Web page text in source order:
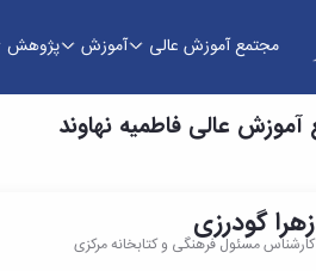
مجتمع آموزش عالی آموزش پژوهش
آموزش عالی فاطمیه نهاوند
زهرا گودرزی
کارشناس مسئول فرهنگی و کتابخانه مرکزی